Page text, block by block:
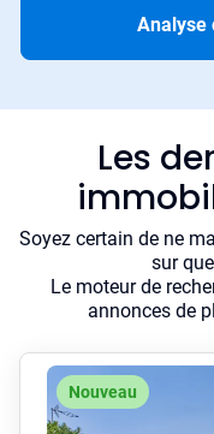
Analyse
Les
Soyez certain de ne
sur
Le moteur de
annonces de
Nouveau